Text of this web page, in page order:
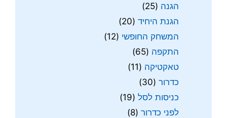
הגנה (25)
הגנת היחיד (20)
המשחק החופשי (12)
התקפה (65)
טאקטיקה (11)
כדרור (30)
כניסות לסל (19)
לפני כדרור (8)